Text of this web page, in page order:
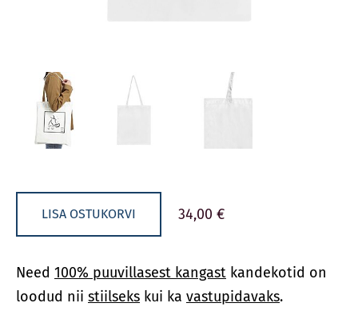
LISA OSTUKORVI 34,00 €
Need 100% puuvillasest kangast kandekotid on
loodud nii stiilseks kui ka vastupidavaks.